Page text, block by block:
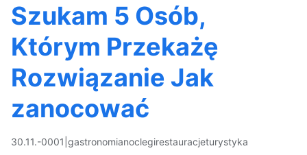
Szukam 5 Osób,
Którym Przekażę
Rozwiązanie Jak
zanocować
30.11.-0001 gastronomianoclegirestauracjeturystyka